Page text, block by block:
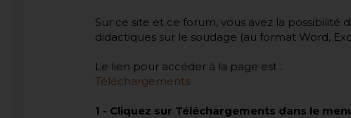
Sur ce site et ce forum, vous avez la possibilité
didactiques sur le soudage (au format Word,
Le lien pour accéder à la page est :
Téléchargements
1 - Cliquez sur Téléchargements dans le